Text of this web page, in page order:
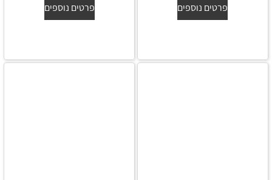
פרטים נוספים פרטים נוספים